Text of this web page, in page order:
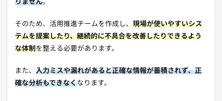
りません。
そのため、活用推進チームを作成し、 現場が使いやすいシス
テムを提案したり、継続的に不具合を改善したりできるよう
な体制を整える必要があります。
また、 入力ミスや漏れがあると正確な情報が蓄積されず、正
確な分析もできなくなります。